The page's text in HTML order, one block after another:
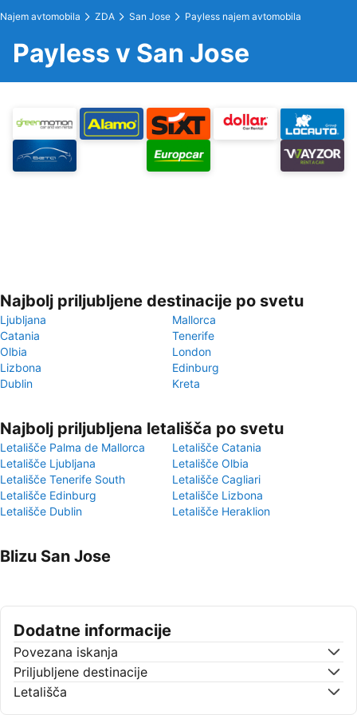
Najem avtomobila ZDA San Jose Payless najem avtomobila
Payless v San Jose
Najbolj priljubljene destinacije po svetu
Ljubljana
Mallorca
Catania
Tenerife
Olbia
London
Lizbona
Edinburg
Dublin
Kreta
Najbolj priljubljena letališča po svetu
Letališče Palma de Mallorca
Letališče Catania
Letališče Ljubljana
Letališče Olbia
Letališče Tenerife South
Letališče Cagliari
Letališče Edinburg
Letališče Lizbona
Letališče Dublin
Letališče Heraklion
Blizu San Jose
Dodatne informacije
Povezana iskanja
Priljubljene destinacije
Letališča